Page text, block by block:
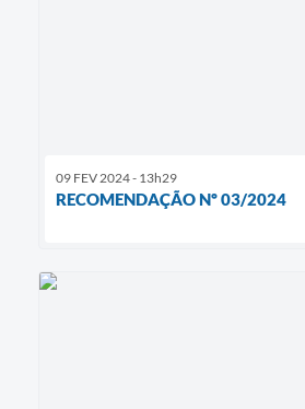
09 FEV 2024 - 13h29
RECOMENDAÇÃO Nº 03/2024